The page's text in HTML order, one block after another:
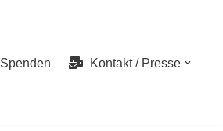
Spenden Kontakt / Presse